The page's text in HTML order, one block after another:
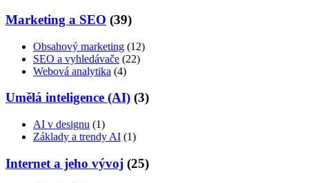
Marketing a SEO (39)
Obsahový marketing (12)
SEO a vyhledávače (22)
Webová analytika (4)
Umělá inteligence (AI) (3)
AI v designu (1)
Základy a trendy AI (1)
Internet a jeho vývoj (25)